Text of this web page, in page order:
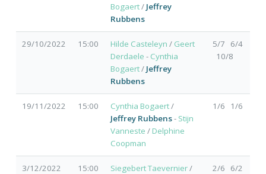
Bogaert/ Jeffrey
Rubbens
29/10/2022 15:00 Hilde Casteleyn / Geert
Derdaele - Cynthia
Bogaert/ Jeffrey
Rubbens
5/7 6/4
10/8
19/11/2022 15:00 Cynthia Bogaert/
Jeffrey Rubbens- Stijn
Vanneste / Delphine
Coopman
1/6 1/6
3/12/2022 15:00 Siegebert Taevernier/
2/6 6/2